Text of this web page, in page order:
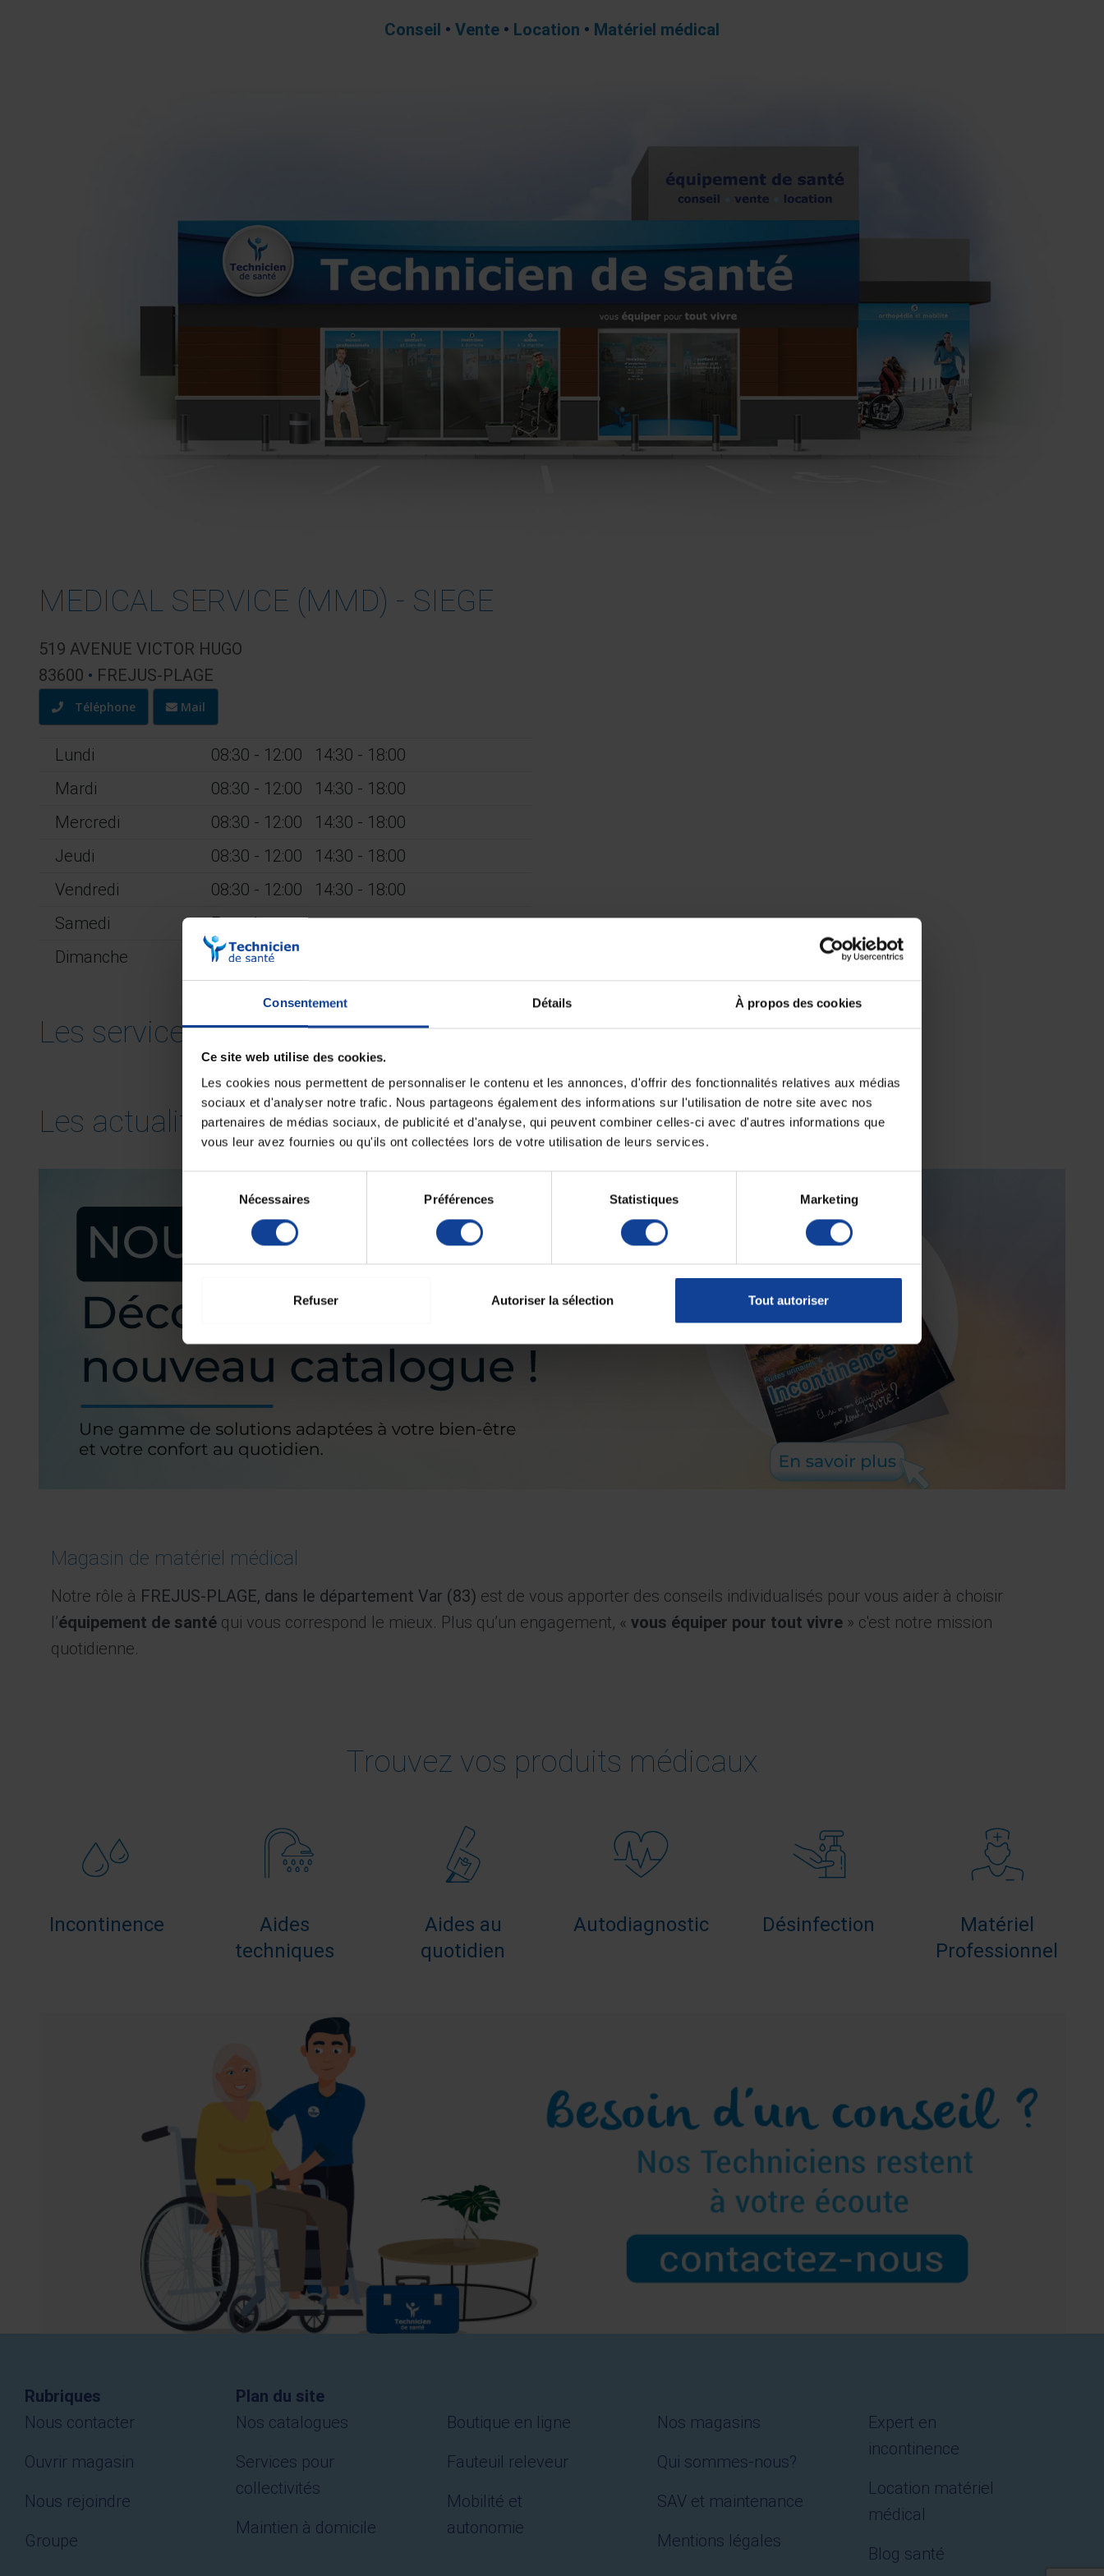
Consentement Détails À propos des cookies
Ce site web utilise des cookies.
Les cookies nous permettent de personnaliser le contenu et les annonces, d'offrir des fonctionnalités relatives aux médias
sociaux et d'analyser notre trafic. Nous partageons également des informations sur l'utilisation de notre site avec nos
partenaires de médias sociaux, de publicité et d'analyse, qui peuvent combiner celles-ci avec d'autres informations que
vous leur avez fournies ou qu'ils ont collectées lors de votre utilisation de leurs services.
consentement
Nécessaires Préférences Statistiques Marketing
Refuser Autoriser la sélection Tout autoriser
Conseil • Vente • Location • Matériel médical
MEDICAL SERVICE (MMD) - SIEGE
519 AVENUE VICTOR HUGO
83600 • FREJUS-PLAGE
Téléphone Mail
Lundi 08:30 - 12:00
14:30 - 18:00
Mardi
08:30 - 12:00
14:30 - 18:00
Mercredi
08:30 - 12:00
14:30 - 18:00
Jeudi
08:30 - 12:00
14:30 - 18:00
Vendredi
08:30 - 12:00
14:30 - 18:00
Samedi
Fermé.
Dimanche
Fermé.
Les services de votre magasin de matériel médical à
Les actualités
Magasin de matériel médical
Notre rôle à FREJUS-PLAGE, dans le département Var (83) est de vous apporter des conseils individualisés pour vous aider à choisir
l’équipement de santéqui vous correspond le mieux. Plus qu’un engagement, « vous équiper pour tout vivre» c'est notre mission
quotidienne.
Trouvez vos produits médicaux
Incontinence
Aides
techniques
Aides au
quotidien
Autodiagnostic Désinfection
Matériel
Professionnel
Rubriques
Nous contacter
Ouvrir magasin
Nous rejoindre
Groupe
Plan du site
Nos catalogues
Services pour
collectivités
Maintien à domicile
Boutique en ligne
Fauteuil releveur
Mobilité et
autonomie
Nos magasins
Qui sommes-nous?
SAV et maintenance
Mentions légales
Expert en
incontinence
Location matériel
médical
Blog santé